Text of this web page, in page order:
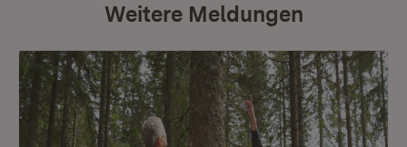
Weitere Meldungen